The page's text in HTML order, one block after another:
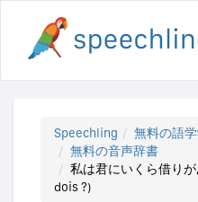
Speechling
無料の語
無料の音声辞書
私は君にいくら借り
dois ?)